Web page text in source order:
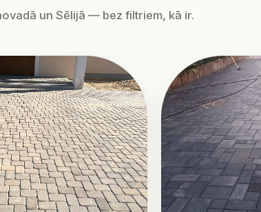
un Sēlijā — bez filtriem, kā ir.